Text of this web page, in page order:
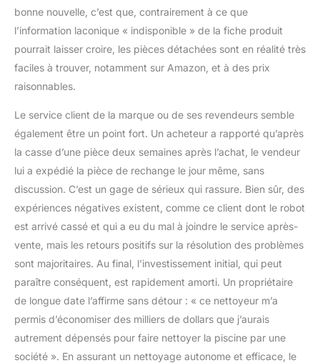
bonne nouvelle, c’est que, contrairement à ce que
l’information laconique « indisponible » de la fiche produit
pourrait laisser croire, les pièces détachées sont en réalité très
faciles à trouver, notamment sur Amazon, et à des prix
raisonnables.
Le service client de la marque ou de ses revendeurs semble
également être un point fort. Un acheteur a rapporté qu’après
la casse d’une pièce deux semaines après l’achat, le vendeur
lui a expédié la pièce de rechange le jour même, sans
discussion. C’est un gage de sérieux qui rassure. Bien sûr, des
expériences négatives existent, comme ce client dont le robot
est arrivé cassé et qui a eu du mal à joindre le service après-
vente, mais les retours positifs sur la résolution des problèmes
sont majoritaires. Au final, l’investissement initial, qui peut
paraître conséquent, est rapidement amorti. Un propriétaire
de longue date l’affirme sans détour : « ce nettoyeur m’a
permis d’économiser des milliers de dollars que j’aurais
autrement dépensés pour faire nettoyer la piscine par une
société ». En assurant un nettoyage autonome et efficace, le